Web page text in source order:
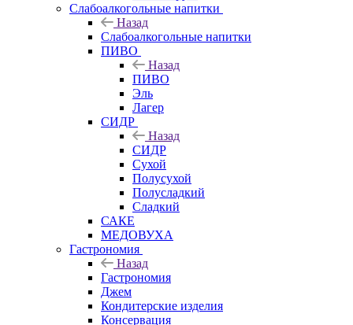
Слабоалкогольные напитки
Назад
Слабоалкогольные напитки
ПИВО
Назад
ПИВО
Эль
Лагер
СИДР
Назад
СИДР
Сухой
Полусухой
Полусладкий
Сладкий
САКЕ
МЕДОВУХА
Гастрономия
Назад
Гастрономия
Джем
Кондитерские изделия
Консервация